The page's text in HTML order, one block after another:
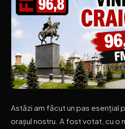
Astăzi am făcut un pas esențial
orașul nostru. A fost votat, cu o